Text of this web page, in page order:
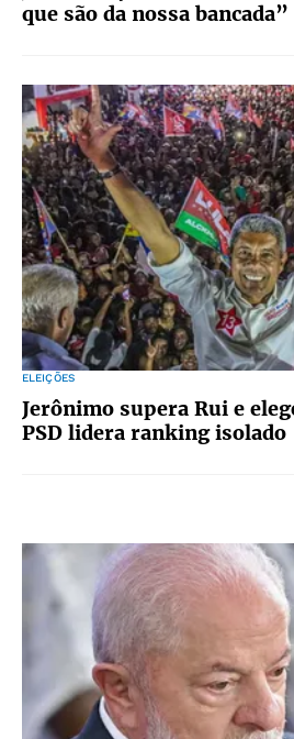
que são da nossa bancada”
ELEIÇÕES
Jerônimo supera Rui e
PSD lidera ranking isolado